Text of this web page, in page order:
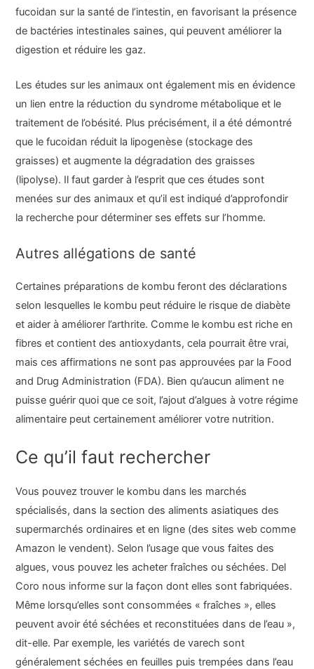
fucoidan sur la santé de l’intestin, en favorisant la présence
de bactéries intestinales saines, qui peuvent améliorer la
digestion et réduire les gaz.
Les études sur les animaux ont également mis en évidence
un lien entre la réduction du syndrome métabolique et le
traitement de l’obésité. Plus précisément, il a été démontré
que le fucoidan réduit la lipogenèse (stockage des
graisses) et augmente la dégradation des graisses
(lipolyse). Il faut garder à l’esprit que ces études sont
menées sur des animaux et qu’il est indiqué d’approfondir
la recherche pour déterminer ses effets sur l’homme.
Autres allégations de santé
Certaines préparations de kombu feront des déclarations
selon lesquelles le kombu peut réduire le risque de diabète
et aider à améliorer l’arthrite. Comme le kombu est riche en
fibres et contient des antioxydants, cela pourrait être vrai,
mais ces affirmations ne sont pas approuvées par la Food
and Drug Administration (FDA). Bien qu’aucun aliment ne
puisse guérir quoi que ce soit, l’ajout d’algues à votre régime
alimentaire peut certainement améliorer votre nutrition.
Ce qu’il faut rechercher
Vous pouvez trouver le kombu dans les marchés
spécialisés, dans la section des aliments asiatiques des
supermarchés ordinaires et en ligne (des sites web comme
Amazon le vendent). Selon l’usage que vous faites des
algues, vous pouvez les acheter fraîches ou séchées. Del
Coro nous informe sur la façon dont elles sont fabriquées.
Même lorsqu’elles sont consommées « fraîches », elles
peuvent avoir été séchées et reconstituées dans de l’eau »,
dit-elle. Par exemple, les variétés de varech sont
généralement séchées en feuilles puis trempées dans l’eau